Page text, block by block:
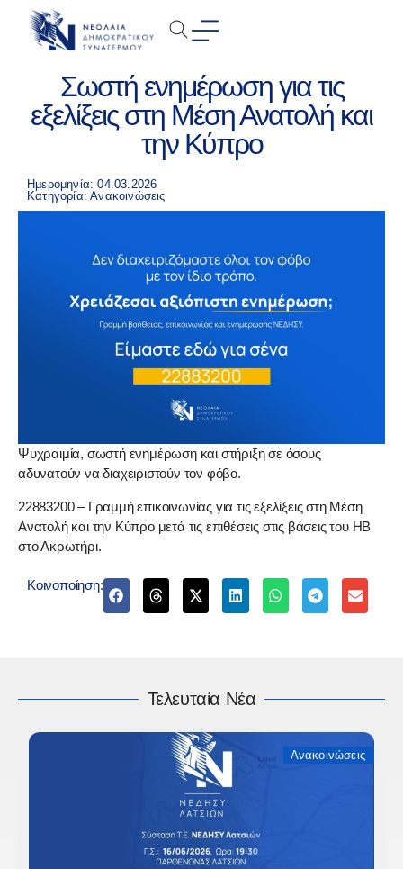
Σωστή ενημέρωση για τις
εξελίξεις στη Μέση Ανατολή και
την Κύπρο
Ημερομηνία: 04.03.2026
Κατηγορία:Ανακοινώσεις
Ψυχραιμία, σωστή ενημέρωση και στήριξη σε όσους
αδυνατούν να διαχειριστούν τον φόβο.
22883200 – Γραμμή επικοινωνίας για τις εξελίξεις στη Μέση
Ανατολή και την Κύπρο μετά τις επιθέσεις στις βάσεις του ΗΒ
στο Ακρωτήρι.
Κοινοποίηση:
Τελευταία Νέα
Ανακοινώσεις